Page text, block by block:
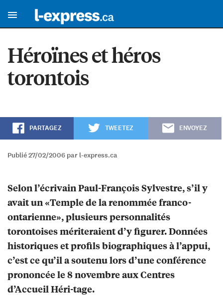
Héroïnes et héros
torontois
PARTAGEZ TWEETEZ ENVOYEZ
Publié 27/02/2006 par l-express.ca
Selon l’écrivain Paul-François Sylvestre, s’il y
avait un «Temple de la renommée franco-
ontarienne», plusieurs personnalités
torontoises mériteraient d’y figurer. Données
historiques et profils biographiques à l’appui,
c’est ce qu’il a soutenu lors d’une conférence
prononcée le 8 novembre aux Centres
d’Accueil Héri-tage.